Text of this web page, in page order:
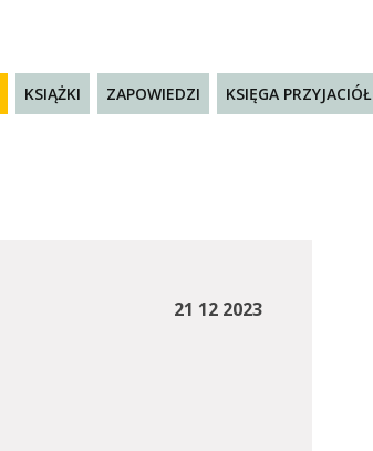
KSIĄŻKI ZAPOWIEDZI KSIĘGA PRZYJACIÓŁ
21 12 2023